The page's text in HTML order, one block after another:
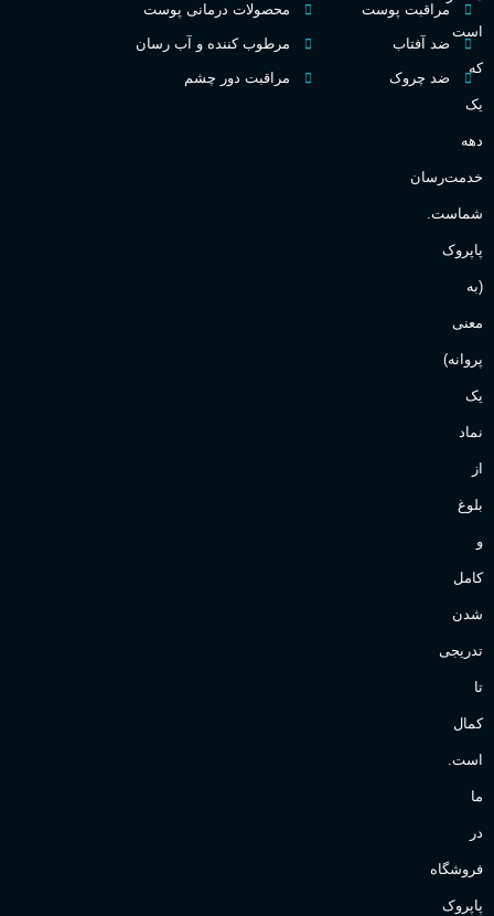
گروه بویایی میوه ای
مناسب برای
آقایان
است
که
یک
دهه
خدمت‌رسان
شماست.
پاپروک
(به
معنی
پروانه)
یک
نماد
از
بلوغ
و
کامل
شدن
تدریجی
تا
کمال
است.
ما
در
فروشگاه
پاپروک
مراقبت پوست
ضد آفتاب
ضد چروک
محصولات درمانی پوست
مرطوب کننده و آب رسان
مراقبت دور چشم